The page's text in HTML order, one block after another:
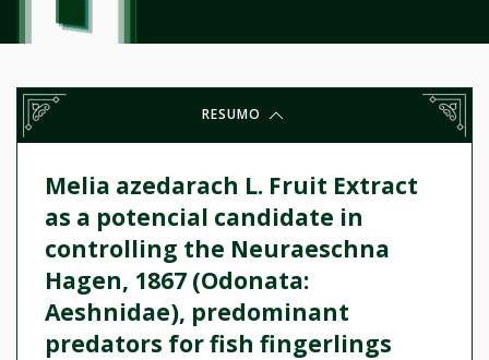
RESUMO
Melia azedarach L. Fruit Extract
as a potencial candidate in
controlling the Neuraeschna
Hagen, 1867 (Odonata:
Aeshnidae), predominant
predators for fish fingerlings